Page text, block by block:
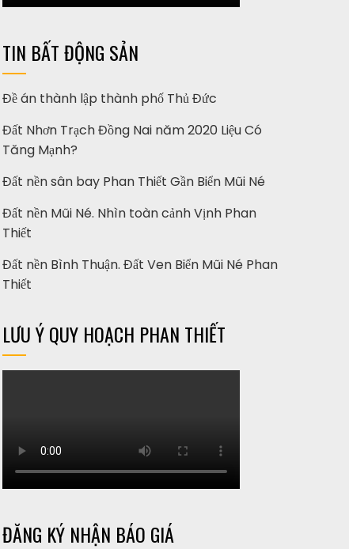
TIN BẤT ĐỘNG SẢN
Đề án thành lập thành phố Thủ Đức
Đất Nhơn Trạch Đồng Nai năm 2020 Liệu Có
Tăng Mạnh?
Đất nền sân bay Phan Thiết Gần Biển Mũi Né
Đất nền Mũi Né. Nhìn toàn cảnh Vịnh Phan
Thiết
Đất nền Bình Thuận. Đất Ven Biển Mũi Né Phan
Thiết
LƯU Ý QUY HOẠCH PHAN THIẾT
ĐĂNG KÝ NHẬN BÁO GIÁ